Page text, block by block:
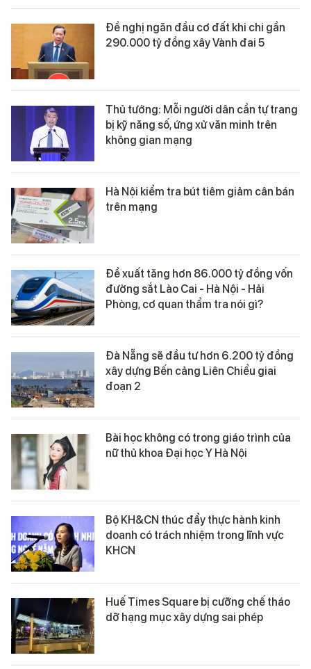
Đề nghị ngăn đầu cơ đất khi chi gần
290.000 tỷ đồng xây Vành đai 5
Thủ tướng: Mỗi người dân cần tự trang
bị kỹ năng số, ứng xử văn minh trên
không gian mạng
Hà Nội kiểm tra bút tiêm giảm cân bán
trên mạng
Đề xuất tăng hơn 86.000 tỷ đồng vốn
đường sắt Lào Cai - Hà Nội - Hải
Phòng, cơ quan thẩm tra nói gì?
Đà Nẵng sẽ đầu tư hơn 6.200 tỷ đồng
xây dựng Bến cảng Liên Chiểu giai
đoạn 2
Bài học không có trong giáo trình của
nữ thủ khoa Đại học Y Hà Nội
Bộ KH&CN thúc đẩy thực hành kinh
doanh có trách nhiệm trong lĩnh vực
KHCN
Huế Times Square bị cưỡng chế tháo
dỡ hạng mục xây dựng sai phép